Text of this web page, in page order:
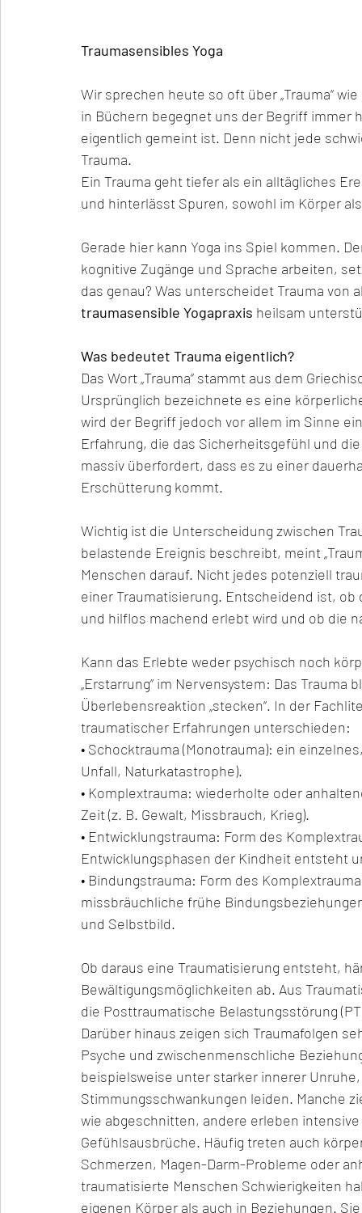
Traumasensibles Yoga
Wir sprechen heute so oft über „Trauma“
in Büchern begegnet uns der Begriff immer
eigentlich gemeint ist. Denn nicht jede
Trauma.
Ein Trauma geht tiefer als ein alltägliches
und hinterlässt Spuren, sowohl im Körper
Gerade hier kann Yoga ins Spiel kommen.
kognitive Zugänge und Sprache arbeiten,
das genau? Was unterscheidet Trauma von
traumasensible Yogapraxis heilsam
Was bedeutet Trauma eigentlich?
Das Wort „Trauma“ stammt aus dem
Ursprünglich bezeichnete es eine
wird der Begriff jedoch vor allem im Sinne
Erfahrung, die das Sicherheitsgefühl und
massiv überfordert, dass es zu einer
Erschütterung kommt.
Wichtig ist die Unterscheidung zwischen
belastende Ereignis beschreibt, meint
Menschen darauf. Nicht jedes potenziell
einer Traumatisierung. Entscheidend ist,
und hilflos machend erlebt wird und ob die
Kann das Erlebte weder psychisch noch
„Erstarrung“ im Nervensystem: Das
Überlebensreaktion „stecken“. In der
traumatischer Erfahrungen unterschieden:
• Schocktrauma (Monotrauma): ein
Unfall, Naturkatastrophe).
• Komplextrauma: wiederholte oder
Zeit (z. B. Gewalt, Missbrauch, Krieg).
• Entwicklungstrauma: Form des
Entwicklungsphasen der Kindheit entsteht
• Bindungstrauma: Form des
missbräuchliche frühe
und Selbstbild.
Ob daraus eine Traumatisierung entsteht,
Bewältigungsmöglichkeiten ab. Aus
die Posttraumatische Belastungsstörung
Darüber hinaus zeigen sich Traumafolgen
Psyche und zwischenmenschliche
beispielsweise unter starker innerer
Stimmungsschwankungen leiden. Manche
wie abgeschnitten, andere erleben
Gefühlsausbrüche. Häufig treten auch
Schmerzen, Magen-Darm-Probleme oder
traumatisierte Menschen Schwierigkeiten
eigenen Körper als auch in Beziehungen.